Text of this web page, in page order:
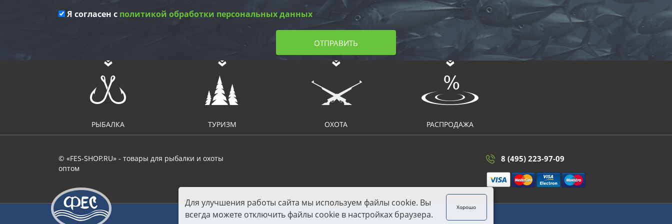
Я согласен с политикой обработки персональных данных
ОТПРАВИТЬ
РЫБАЛКА ТУРИЗМ ОХОТА РАСПРОДАЖА
© «FES-SHOP.RU» - товары для рыбалки и охоты
оптом
8 (495) 223-97-09
Для улучшения работы сайта мы используем файлы cookie. Вы
всегда можете отключить файлы cookie в настройках браузера.
Хорошо